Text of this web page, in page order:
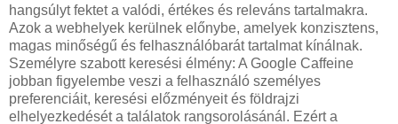
hangsúlyt fektet a valódi, értékes és releváns tartalmakra.
Azok a webhelyek kerülnek előnybe, amelyek konzisztens,
magas minőségű és felhasználóbarát tartalmat kínálnak.
Személyre szabott keresési élmény: A Google Caffeine
jobban figyelembe veszi a felhasználó személyes
preferenciáit, keresési előzményeit és földrajzi
elhelyezkedését a találatok rangsorolásánál. Ezért a